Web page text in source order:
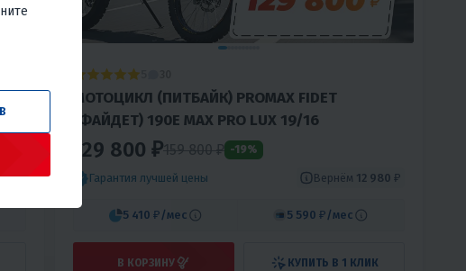
₽
МОТОЦИКЛ (ПИТБАЙК) PROMAX FIDET
(ФАЙДЕТ) 190E MAX PRO LUX 19/16
129 800 ₽159 800₽ -19%
Гарантия лучшей цены Вернём 12 980 ₽
5 410 ₽ /мес 5 590 ₽ /мес
В КОРЗИНУ КУПИТЬ В 1 КЛИК